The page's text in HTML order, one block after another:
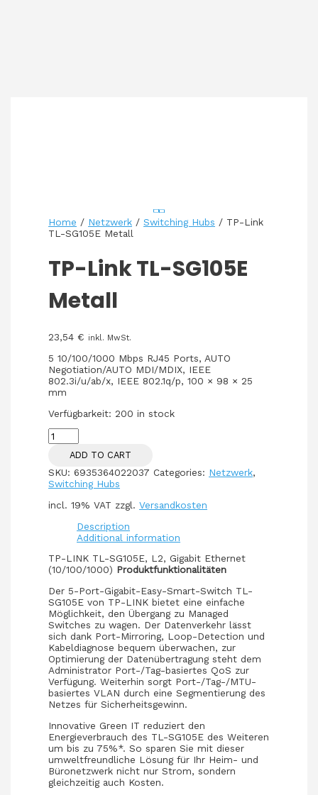
Home / Netzwerk /Switching Hubs / TP-Link
TL-SG105E Metall
TP-Link TL-SG105E
Metall
23,54€ inkl. MwSt.
5 10/100/1000 Mbps RJ45 Ports, AUTO
Negotiation/AUTO MDI/MDIX, IEEE
802.3i/u/ab/x, IEEE 802.1q/p, 100 × 98 × 25
mm
Verfügbarkeit: 200 in stock
TP-
Link
SG105E
Metall
quantity
ADD TO CART
SKU:6935364022037 Categories: Netzwerk,
Switching Hubs
incl. 19% VAT zzgl.Versandkosten
Description
Additional information
TP-LINK TL-SG105E, L2, Gigabit Ethernet
(10/100/1000) Produktfunktionalitäten
Der 5-Port-Gigabit-Easy-Smart-Switch TL-
SG105E von TP-LINK bietet eine einfache
Möglichkeit, den Übergang zu Managed
Switches zu wagen. Der Datenverkehr lässt
sich dank Port-Mirroring, Loop-Detection und
Kabeldiagnose bequem überwachen, zur
Optimierung der Datenübertragung steht dem
Administrator Port-/Tag-basiertes QoS zur
Verfügung. Weiterhin sorgt Port-/Tag-/MTU-
basiertes VLAN durch eine Segmentierung des
Netzes für Sicherheitsgewinn.
Innovative Green IT reduziert den
Energieverbrauch des TL-SG105E des Weiteren
um bis zu 75%*. So sparen Sie mit dieser
umweltfreundliche Lösung für Ihr Heim- und
Büronetzwerk nicht nur Strom, sondern
gleichzeitig auch Kosten.